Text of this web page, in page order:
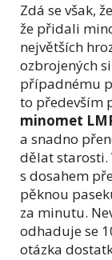
Zdá se však,
že přidali
největších
ozbrojených
případnému
to především
minomet
a snadno
dělat starosti.
s dosahem
pěknou
za minutu.
odhaduje se
otázka